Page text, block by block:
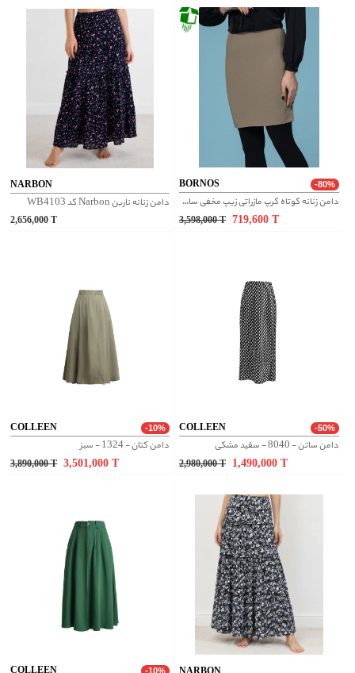
NARBON
دامن زنانه ناربن Narbon کد WB4103
2,656,000
BORNOS -80%
دامن زنانه کوتاه کرپ مازراتی زیپ مخفی ساده کلاسیک هیوان سدری
3,598,000 T 719,600
COLLEEN -10%
دامن کتان - 1324 - سبز
3,890,000 T 3,501,000
COLLEEN -50%
دامن ساتن - 8040 - سفید مشکی
2,980,000 T 1,490,000
COLLEEN -10% NARBON